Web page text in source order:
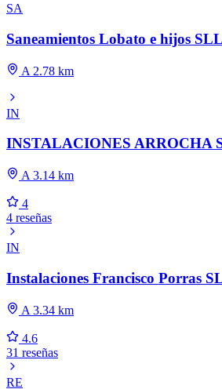
SA
Saneamientos Lobato e hijos SLL
A 2.78 km
IN
INSTALACIONES ARROCHA
A 3.14 km
4
4 reseñas
IN
Instalaciones Francisco Porras
A 3.34 km
4.6
31 reseñas
RE